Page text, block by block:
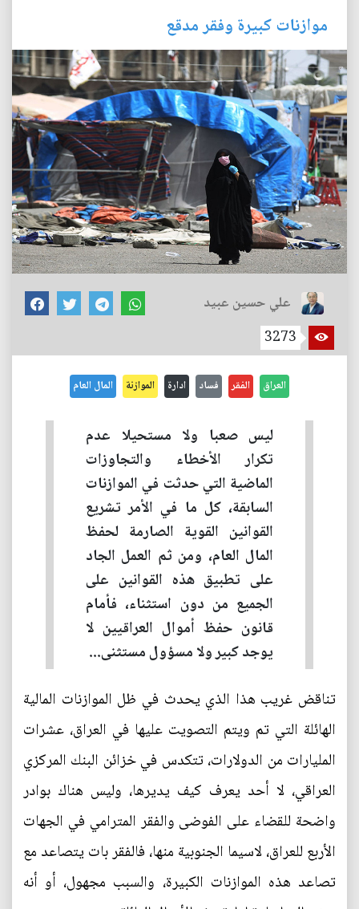
موازنات كبيرة وفقر مدقع
علي حسين عبيد
3273
العراق الفقر فساد ادارة الموازنة المال العام
ليس صعبا ولا مستحيلا عدم
تكرار الأخطاء والتجاوزات
الماضية التي حدثت في الموازنات
السابقة، كل ما في الأمر تشريع
القوانين القوية الصارمة لحفظ
المال العام، ومن ثم العمل الجاد
على تطبيق هذه القوانين على
الجميع من دون استثناء، فأمام
قانون حفظ أموال العراقيين لا
يوجد كبير ولا مسؤول مستثنى...
تناقض غريب هذا الذي يحدث في ظل الموازنات المالية
الهائلة التي تم ويتم التصويت عليها في العراق، عشرات
المليارات من الدولارات، تتكدس في خزائن البنك المركزي
العراقي، لا أحد يعرف كيف يديرها، وليس هناك بوادر
واضحة للقضاء على الفوضى والفقر المترامي في الجهات
الأربع للعراق، لاسيما الجنوبية منها، فالفقر بات يتصاعد مع
تصاعد هذه الموازنات الكبيرة، والسبب مجهول، أو أنه